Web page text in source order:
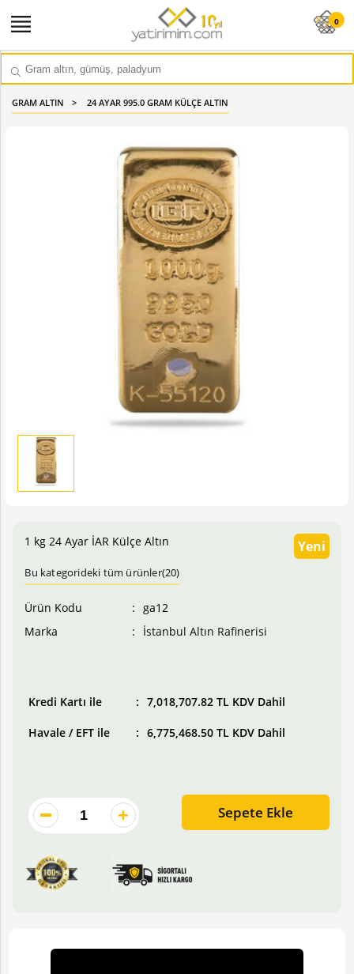
0
GRAM ALTIN 24 AYAR 995.0 GRAM KÜLÇE ALTIN
1 kg 24 Ayar İAR Külçe Altın Yeni
Ürün Kodu
ga12
Marka
İstanbul Altın Rafinerisi
Bu kategorideki tüm ürünler(20)
Kredi Kartı ile 7,018,707.82 TL KDV Dahil
Havale / EFT ile 6,775,468.50 TL KDV Dahil
Sepete Ekle